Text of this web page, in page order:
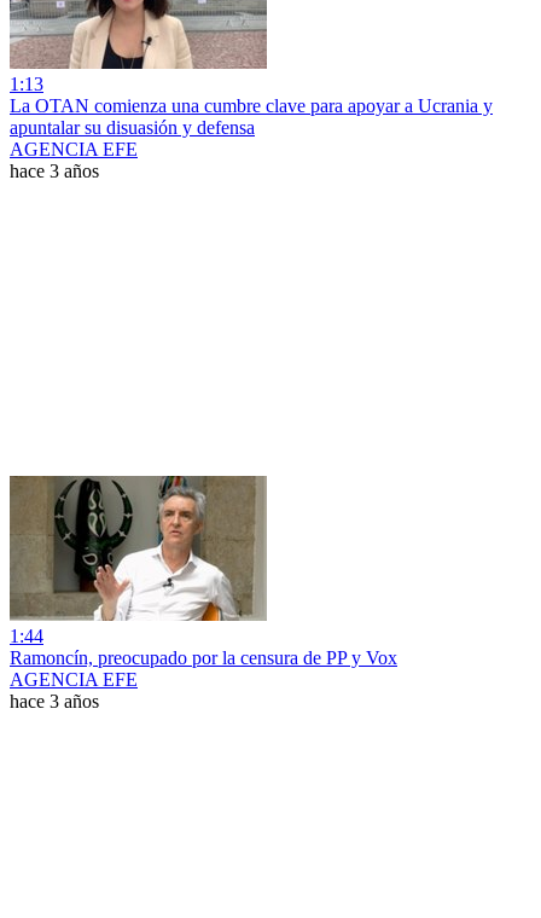
1:13
La OTAN comienza una cumbre clave para apoyar a Ucrania y
apuntalar su disuasión y defensa
AGENCIA EFE
hace 3 años
1:44
Ramoncín, preocupado por la censura de PP y Vox
AGENCIA EFE
hace 3 años